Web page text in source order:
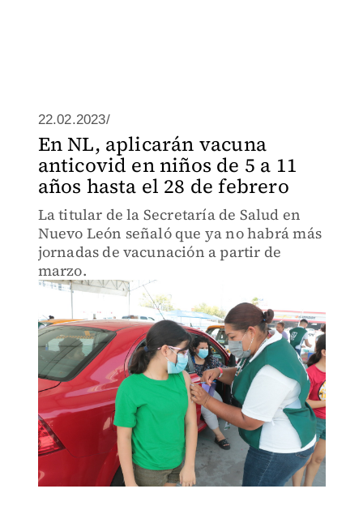
22.02.2023/
En NL, aplicarán vacuna
anticovid en niños de 5 a 11
años hasta el 28 de febrero
La titular de la Secretaría de Salud en
Nuevo León señaló que ya no habrá más
jornadas de vacunación a partir de
marzo.